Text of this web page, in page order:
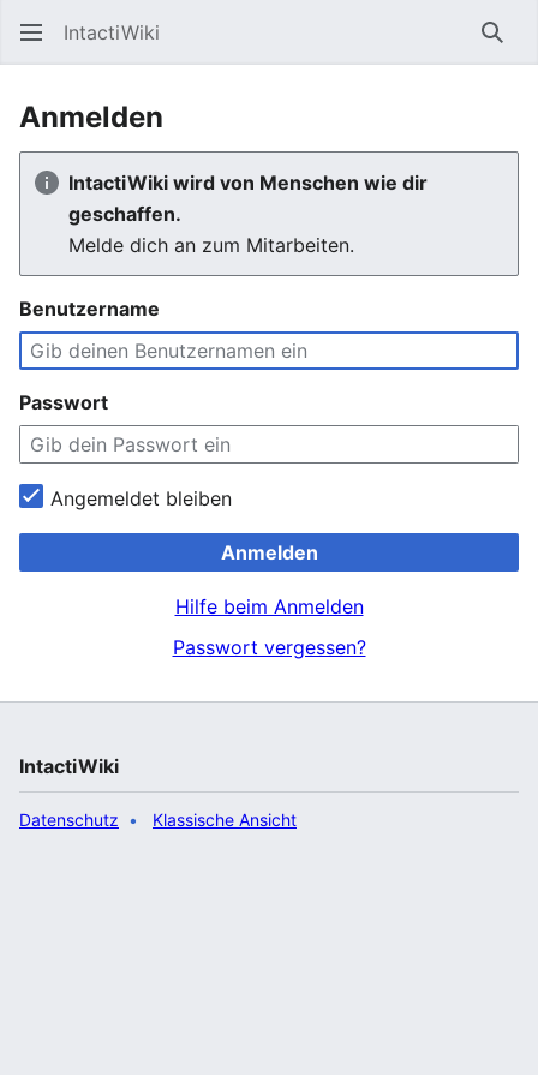
IntactiWiki
Anmelden
IntactiWiki wird von Menschen wie dir
geschaffen.
Melde dich an zum Mitarbeiten.
Benutzername
Passwort
Angemeldet bleiben
Anmelden
Hilfe beim Anmelden
Passwort vergessen?
IntactiWiki
Datenschutz Klassische Ansicht